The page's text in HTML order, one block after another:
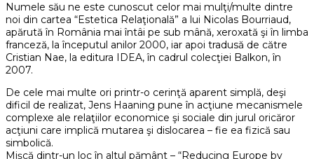
Numele său ne este cunoscut celor mai mulţi/multe dintre
noi din cartea “Estetica Relaţională” a lui Nicolas Bourriaud,
apărută în România mai întâi pe sub mână, xeroxată şi în limba
franceză, la începutul anilor 2000, iar apoi tradusă de către
Cristian Nae, la editura IDEA, în cadrul colecţiei Balkon, în
2007.
De cele mai multe ori printr-o cerinţă aparent simplă, deşi
dificil de realizat, Jens Haaning pune în acţiune mecanismele
complexe ale relaţiilor economice şi sociale din jurul oricăror
acţiuni care implică mutarea şi dislocarea – fie ea fizică sau
simbolică.
Mişcă dintr-un loc în altul pământ – “Reducing Europe by